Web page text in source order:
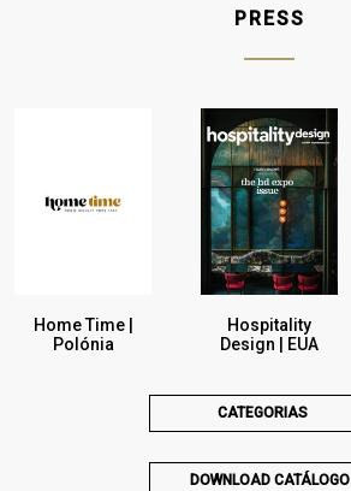
PRESS
Home Time |
Polónia
Hospitality
Design | EUA
CATEGORIAS
DOWNLOAD CATÁLOGO